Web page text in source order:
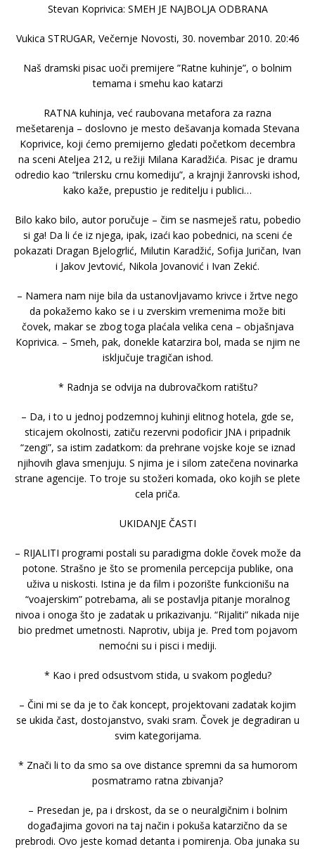
Stevan Koprivica: SMEH JE NAJBOLJA ODBRANA
Vukica STRUGAR, Večernje Novosti, 30. novembar 2010. 20:46
Naš dramski pisac uoči premijere ”Ratne kuhinje”, o bolnim
temama i smehu kao katarzi
RATNA kuhinja, već raubovana metafora za razna
mešetarenja – doslovno je mesto dešavanja komada Stevana
Koprivice, koji ćemo premijerno gledati početkom decembra
na sceni Ateljea 212, u režiji Milana Karadžića. Pisac je dramu
odredio kao “trilersku crnu komediju”, a krajnji žanrovski ishod,
kako kaže, prepustio je reditelju i publici…
Bilo kako bilo, autor poručuje – čim se nasmeješ ratu, pobedio
si ga! Da li će iz njega, ipak, izaći kao pobednici, na sceni će
pokazati Dragan Bjelogrlić, Milutin Karadžić, Sofija Juričan, Ivan
i Jakov Jevtović, Nikola Jovanović i Ivan Zekić.
– Namera nam nije bila da ustanovljavamo krivce i žrtve nego
da pokažemo kako se i u zverskim vremenima može biti
čovek, makar se zbog toga plaćala velika cena – objašnjava
Koprivica. – Smeh, pak, donekle katarzira bol, mada se njim ne
isključuje tragičan ishod.
* Radnja se odvija na dubrovačkom ratištu?
– Da, i to u jednoj podzemnoj kuhinji elitnog hotela, gde se,
sticajem okolnosti, zatiču rezervni podoficir JNA i pripadnik
“zengi”, sa istim zadatkom: da prehrane vojske koje se iznad
njihovih glava smenjuju. S njima je i silom zatečena novinarka
strane agencije. To troje su stožeri komada, oko kojih se plete
cela priča.
UKIDANJE ČASTI
– RIJALITI programi postali su paradigma dokle čovek može da
potone. Strašno je što se promenila percepcija publike, ona
uživa u niskosti. Istina je da film i pozorište funkcionišu na
“voajerskim” potrebama, ali se postavlja pitanje moralnog
nivoa i onoga što je zadatak u prikazivanju. “Rijaliti” nikada nije
bio predmet umetnosti. Naprotiv, ubija je. Pred tom pojavom
nemoćni su i pisci i mediji.
* Kao i pred odsustvom stida, u svakom pogledu?
– Čini mi se da je to čak koncept, projektovani zadatak kojim
se ukida čast, dostojanstvo, svaki sram. Čovek je degradiran u
svim kategorijama.
* Znači li to da smo sa ove distance spremni da sa humorom
posmatramo ratna zbivanja?
– Presedan je, pa i drskost, da se o neuralgičnim i bolnim
događajima govori na taj način i pokuša katarzično da se
prebrodi. Ovo jeste komad detanta i pomirenja. Oba junaka su